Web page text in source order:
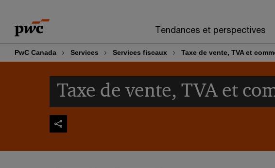
content
footer
Tendances et perspectives
PwC Canada Services Services fiscaux Taxe de vente, TVA et
Taxe de vente, TVA et